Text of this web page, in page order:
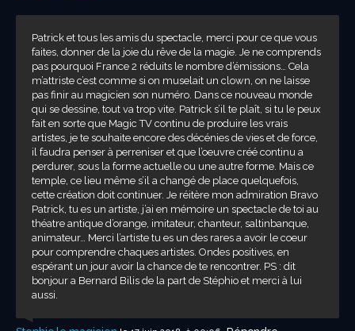
Patrick et tous les amis du spectacle, merci pour ce que vous
faites, donner de la joie du rêve de la magie. Je ne comprends
pas pourquoi France 2 réduits le nombre d’émissions… Cela
m’attriste c’est comme si on muselait un clown, on ne laisse
pas finir au magicien son numéro. Dans ce nouveau monde
qui se dessine, tout va trop vite. Patrick s’il te plaît, si tu le peux
fait en sorte que Magic TV continu de produire les vrais
artistes, je te souhaite encore des décénies de vies et de force,
il faudra penser à perreniser et que l’oeuvre créé continu a
perdurer, sous la forme actuelle ou une autre forme. Mais ce
temple, ce lieu même s’il a changé de place quelquefois,
cette création doit continuer. Je réitère mon admiration Bravo
Patrick, tu es un artiste, j’ai en mémoire un spectacle de toi au
théatre antique d’orange, imitateur, chanteur, saltinbanque,
animateur… Merci l’artiste tu es un des rares a avoir le coeur
pour comprendre chaques artistes. Ondes positives, en
espérant un jour avoir la chance de te rencontrer. PS : dit
bonjour a Bernard Bilis de la part de Stéphio et merci à lui
aussi.